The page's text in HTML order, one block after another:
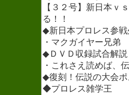
【３２号】新日本ｖ
る！！
◆新日本プロレス参
・マクガイヤー兄弟
◆ＤＶＤ収録試合解説
・これさえ読めば、
◆復刻！伝説の大会
◆プロレス雑学王